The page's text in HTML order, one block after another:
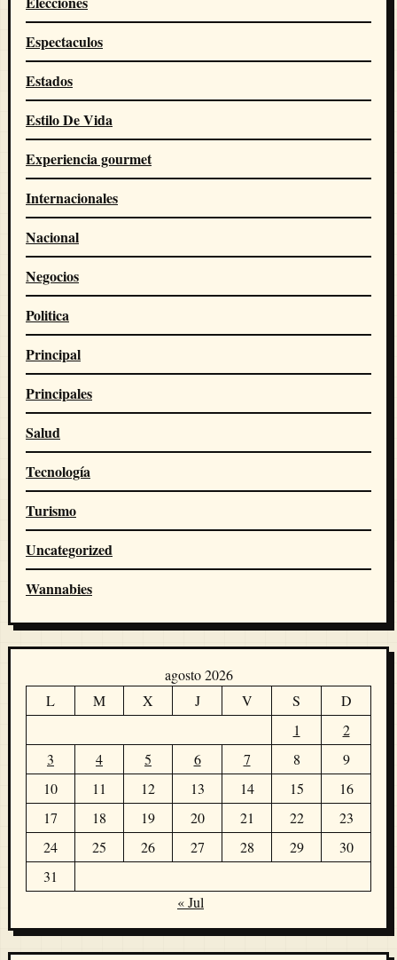
Espectaculos
Estados
Estilo De Vida
Experiencia gourmet
Internacionales
Nacional
Negocios
Politica
Principal
Principales
Salud
Tecnología
Turismo
Uncategorized
Wannabies
agosto 2026
L
M X J V S
D
1
2
3
4 5 6 7 8
9
10
11 12 13 14 15
16
17
18 19 20 21 22
23
24
25 26 27 28 29
30
31
« Jul